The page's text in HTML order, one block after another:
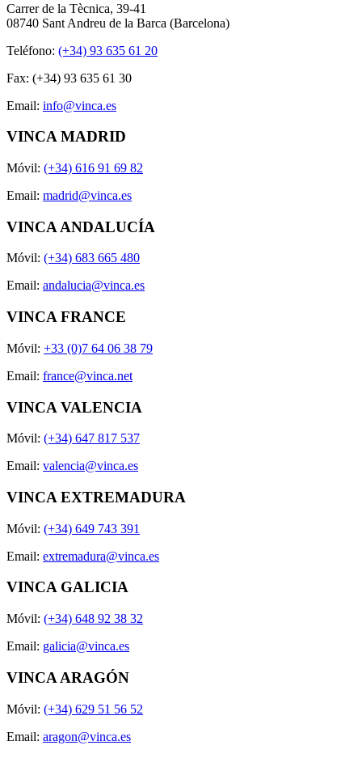
Carrer de la Tècnica, 39-41
08740 Sant Andreu de la Barca (Barcelona)
Teléfono: (+34) 93 635 61 20
Fax: (+34) 93 635 61 30
Email: info@vinca.es
VINCA MADRID
Móvil: (+34) 616 91 69 82
Email: madrid@vinca.es
VINCA ANDALUCÍA
Móvil: (+34) 683 665 480
Email: andalucia@vinca.es
VINCA FRANCE
Móvil: +33 (0)7 64 06 38 79
Email: france@vinca.net
VINCA VALENCIA
Móvil: (+34) 647 817 537
Email: valencia@vinca.es
VINCA EXTREMADURA
Móvil: (+34) 649 743 391
Email: extremadura@vinca.es
VINCA GALICIA
Móvil: (+34) 648 92 38 32
Email: galicia@vinca.es
VINCA ARAGÓN
Móvil: (+34) 629 51 56 52
Email: aragon@vinca.es